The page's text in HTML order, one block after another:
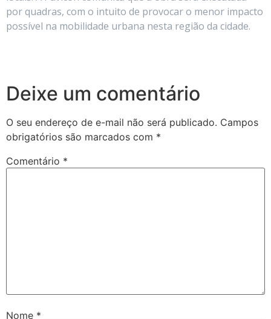
por quadras, com o intuito de provocar o menor impacto
possível na mobilidade urbana nesta região da cidade.
Deixe um comentário
O seu endereço de e-mail não será publicado. Campos
obrigatórios são marcados com *
Comentário *
Nome *